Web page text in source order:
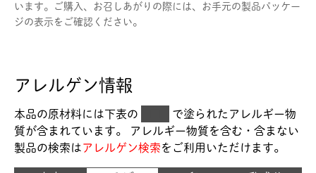
います。ご購入、お召しあがりの際には、お手元の製品パッケー
ジの表示をご確認ください。
アレルゲン情報
本品の原材料には下表の で塗られた アレルギー物
質が含まれています。 アレルギー物質を含む・含まない
製品の検索は アレルゲン検索をご利用いただけます。